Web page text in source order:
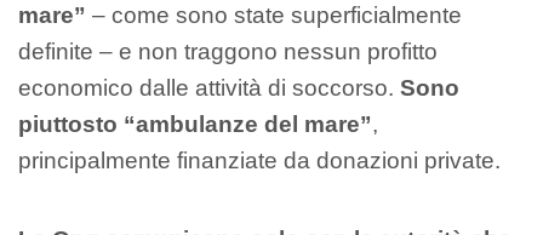
mare” – come sono state superficialmente
definite – e non traggono nessun profitto
economico dalle attività di soccorso. Sono
piuttosto “ambulanze del mare”,
principalmente finanziate da donazioni private.